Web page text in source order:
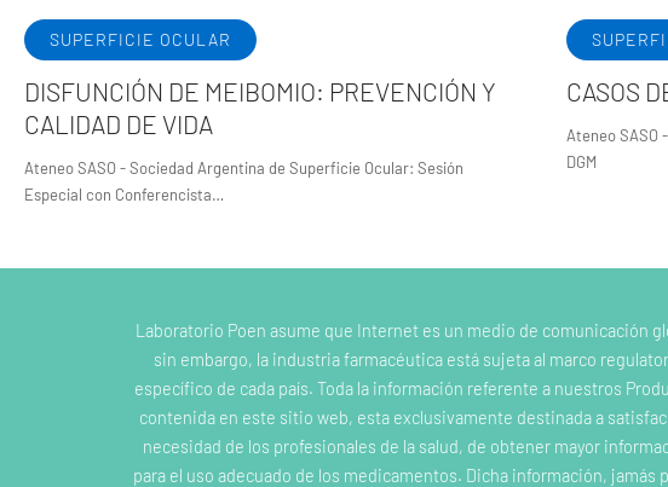
SUPERFICIE OCULAR
DISFUNCIÓN DE MEIBOMIO: PREVENCIÓN Y
CALIDAD DE VIDA
Ateneo SASO - Sociedad Argentina de Superficie Ocular: Sesión
Especial con Conferencista…
CASOS
Ateneo SASO
DGM
Laboratorio Poen asume que Internet es un medio de comunicación
sin embargo, la industria farmacéutica está sujeta al marco
específico de cada país. Toda la información referente a nuestros
contenida en este sitio web, esta exclusivamente destinada a
necesidad de los profesionales de la salud, de obtener mayor
para el uso adecuado de los medicamentos. Dicha información, jamás